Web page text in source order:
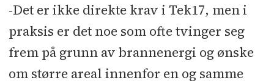
-Det er ikke direkte krav i Tek17, men i
praksis er det noe som ofte tvinger seg
frem på grunn av brannenergi og ønske
om større areal innenfor en og samme